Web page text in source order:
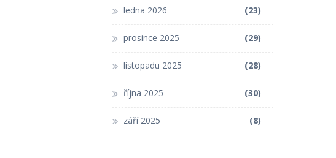
ledna 2026 (23)
prosince 2025 (29)
listopadu 2025 (28)
října 2025 (30)
září 2025 (8)